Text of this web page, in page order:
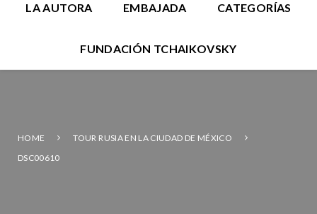
LA AUTORA EMBAJADA CATEGORÍAS
FUNDACIÓN TCHAIKOVSKY
HOME
TOUR RUSIA EN LA CIUDAD DE MÉXICO
DSC00610